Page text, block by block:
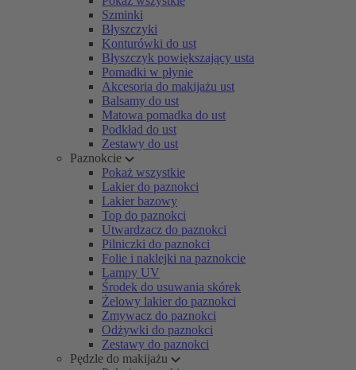
Szminki
Błyszczyki
Konturówki do ust
Błyszczyk powiększający usta
Pomadki w płynie
Akcesoria do makijażu ust
Balsamy do ust
Matowa pomadka do ust
Podkład do ust
Zestawy do ust
Paznokcie
Pokaż wszystkie
Lakier do paznokci
Lakier bazowy
Top do paznokci
Utwardzacz do paznokci
Pilniczki do paznokci
Folie i naklejki na paznokcie
Lampy UV
Środek do usuwania skórek
Żelowy lakier do paznokci
Zmywacz do paznokci
Odżywki do paznokci
Zestawy do paznokci
Pędzle do makijażu